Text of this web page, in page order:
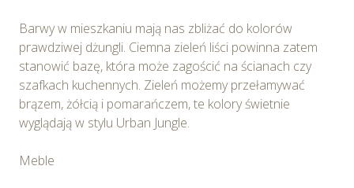
Barwy w mieszkaniu mają nas zbliżać do kolorów
prawdziwej dżungli. Ciemna zieleń liści powinna zatem
stanowić bazę, która może zagościć na ścianach czy
szafkach kuchennych. Zieleń możemy przełamywać
brązem, żółcią i pomarańczem, te kolory świetnie
wyglądają w stylu Urban Jungle.
Meble